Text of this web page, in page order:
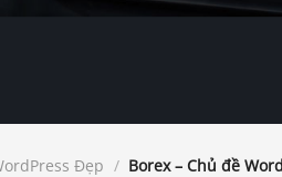
Đẹp / Borex – Chủ đề